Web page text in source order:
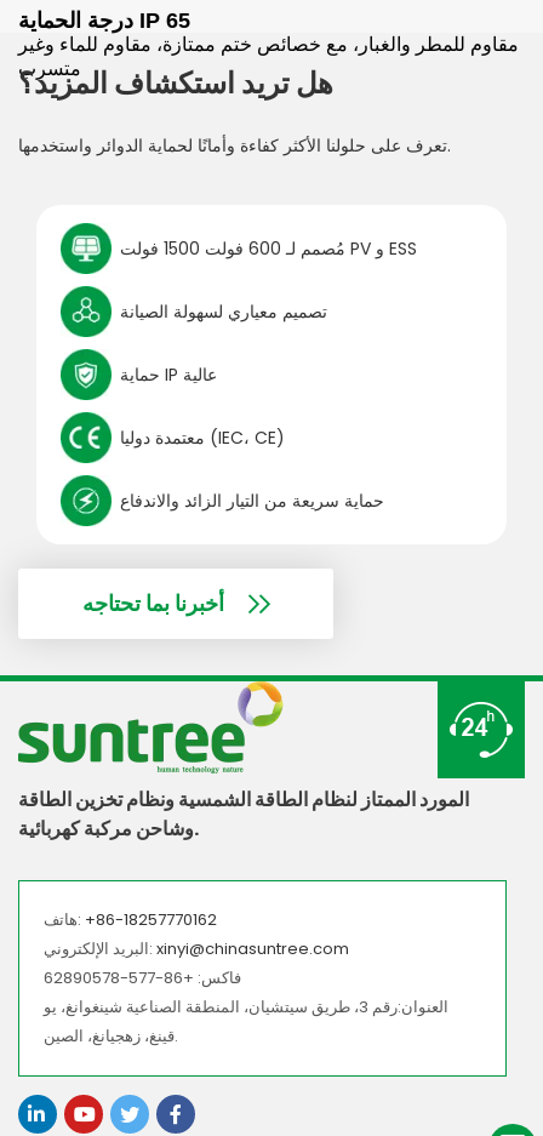
درجة الحماية IP 65
مقاوم للمطر والغبار، مع خصائص ختم ممتازة، مقاوم للماء وغير
متسرب
هل تريد استكشاف المزيد؟
تعرف على حلولنا الأكثر كفاءة وأمانًا لحماية الدوائر واستخدمها.
مُصمم لـ 600 فولت 1500 فولت PV و ESS
تصميم معياري لسهولة الصيانة
حماية IP عالية
معتمدة دوليا (IEC، CE)
حماية سريعة من التيار الزائد والاندفاع
أخبرنا بما تحتاجه
المورد الممتاز لنظام الطاقة الشمسية ونظام تخزين الطاقة
وشاحن مركبة كهربائية.
هاتف: +86-18257770162
البريد الإلكتروني: xinyi@chinasuntree.com
فاكس: +86-577-62890578
العنوان:رقم 3، طريق سيتشيان، المنطقة الصناعية شينغوانغ، يو
قينغ، زهجيانغ، الصين.